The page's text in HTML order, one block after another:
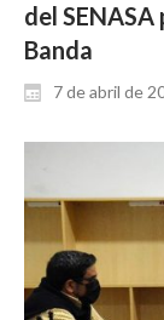
del
Banda
7 de abril de